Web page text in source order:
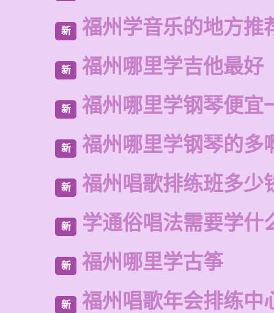
新 福州学音乐的地方推
新 福州哪里学吉他最好
新 福州哪里学钢琴便宜
新 福州哪里学钢琴的多
新 福州唱歌排练班多少
新 学通俗唱法需要学什
新 福州哪里学古筝
新 福州唱歌年会排练中